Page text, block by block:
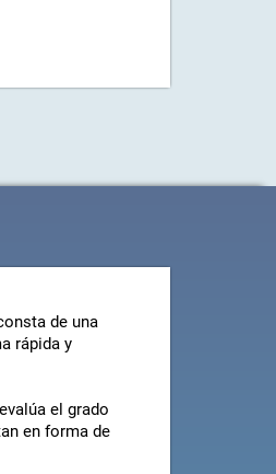
de una
rápida y
el grado
en forma de